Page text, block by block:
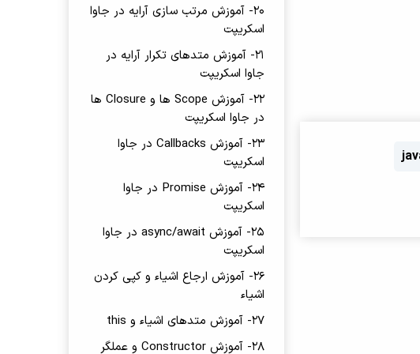
20- آموزش مرتب سازی آرایه در جاوا
اسکریپت
21- آموزش متدهای تکرار آرایه در
جاوا اسکریپت
22- آموزش Scope ها و Closure ها
در جاوا اسکریپت
23- آموزش Callbacks در جاوا
اسکریپت
24- آموزش Promise در جاوا
اسکریپت
25- آموزش async/await در جاوا
اسکریپت
26- آموزش ارجاع اشیاء و کپی کردن
اشیاء
27- آموزش متدهای اشیاء و this
28- آموزش Constructor و عملگر